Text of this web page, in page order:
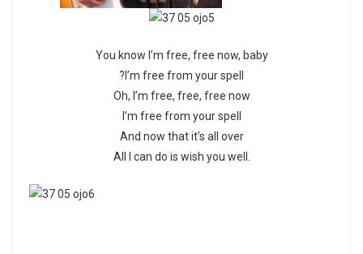
You know I’m free, free now, baby
?I’m free from your spell
Oh, I’m free, free, free now
I’m free from your spell
And now that it’s all over
All I can do is wish you well.